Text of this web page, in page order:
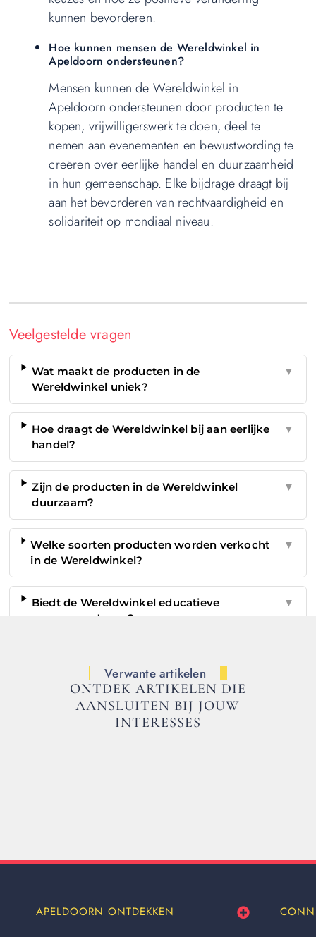
kunnen bevorderen.
Hoe kunnen mensen de Wereldwinkel in
Apeldoorn ondersteunen?
Mensen kunnen de Wereldwinkel in
Apeldoorn ondersteunen door producten te
kopen, vrijwilligerswerk te doen, deel te
nemen aan evenementen en bewustwording te
creëren over eerlijke handel en duurzaamheid
in hun gemeenschap. Elke bijdrage draagt bij
aan het bevorderen van rechtvaardigheid en
solidariteit op mondiaal niveau.
Veelgestelde vragen
Wat maakt de producten in de
Wereldwinkel uniek?
▼
Hoe draagt de Wereldwinkel bij aan eerlijke
handel?
▼
Zijn de producten in de Wereldwinkel
duurzaam?
▼
Welke soorten producten worden verkocht
in de Wereldwinkel?
▼
Biedt de Wereldwinkel educatieve
programma's aan?
▼
Verwante artikelen
ONTDEK ARTIKELEN DIE
AANSLUITEN BIJ JOUW
INTERESSES
APELDOORN ONTDEKKEN